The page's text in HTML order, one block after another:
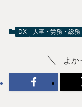
DX 人事・労務・総務
よか